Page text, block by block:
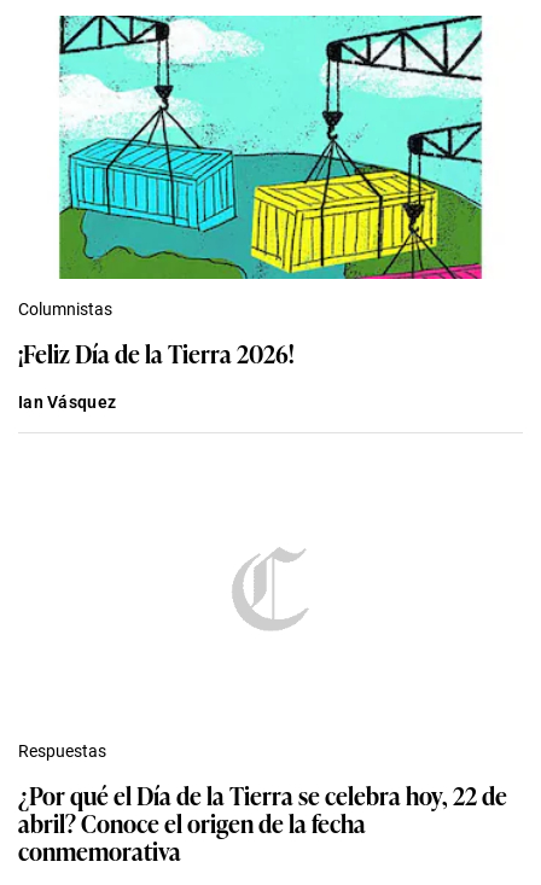
Columnistas
¡Feliz Día de la Tierra 2026!
Ian Vásquez
Respuestas
¿Por qué el Día de la Tierra se celebra hoy, 22 de
abril? Conoce el origen de la fecha
conmemorativa